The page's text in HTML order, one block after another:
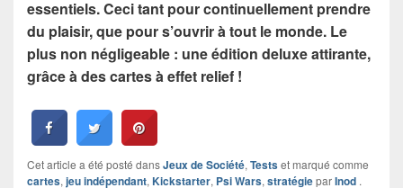
essentiels. Ceci tant pour continuellement prendre
du plaisir, que pour s’ouvrir à tout le monde. Le
plus non négligeable : une édition deluxe attirante,
grâce à des cartes à effet relief !
Cet article a été posté dansJeux de Société, Testset marqué comme
cartes, jeu indépendant, Kickstarter, Psi Wars, stratégieparInod .